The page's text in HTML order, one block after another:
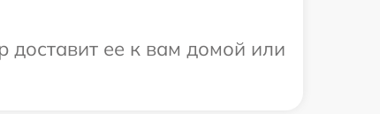
ее к вам домой или